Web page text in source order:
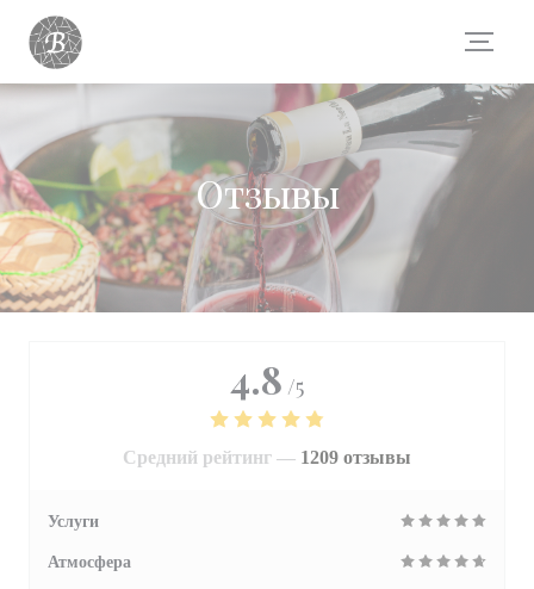
Панель управления cookies
Отзывы
4.8 /5
Средний рейтинг — 1209 отзывы
Услуги
Атмосфера